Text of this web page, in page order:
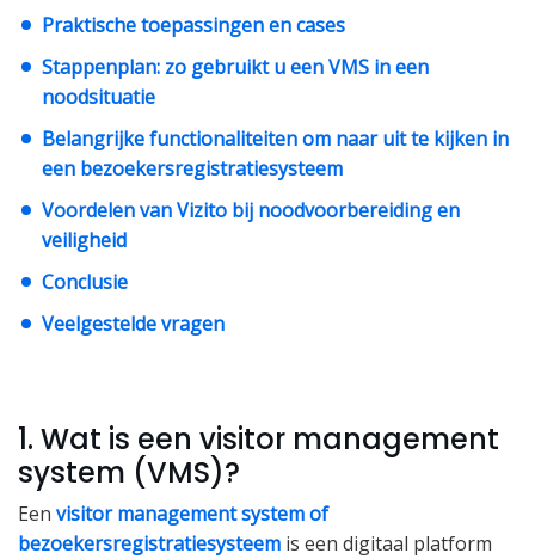
Praktische toepassingen en cases
Stappenplan: zo gebruikt u een VMS in een
noodsituatie
Belangrijke functionaliteiten om naar uit te kijken in
een bezoekersregistratiesysteem
Voordelen van Vizito bij noodvoorbereiding en
veiligheid
Conclusie
Veelgestelde vragen
1. Wat is een visitor management
system (VMS)?
Een visitor management system of
bezoekersregistratiesysteem is een digitaal platform